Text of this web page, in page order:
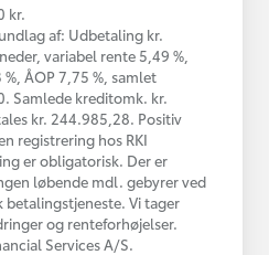
kr.
af: Udbetaling kr.
variabel rente 5,49 %,
ÅOP 7,75 %, samlet
Samlede kreditomk. kr.
kr. 244.985,28. Positiv
registrering hos RKI
er obligatorisk. Der er
løbende mdl. gebyrer ved
Vi tager
og renteforhøjelser.
Services A/S.